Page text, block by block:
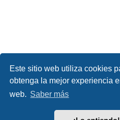
Este sitio web utiliza cookies
obtenga la mejor experiencia
web. Saber más